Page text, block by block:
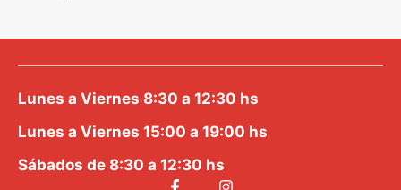
Lunes a Viernes 8:30 a 12:30 hs
Lunes a Viernes 15:00 a 19:00 hs
Sábados de 8:30 a 12:30 hs